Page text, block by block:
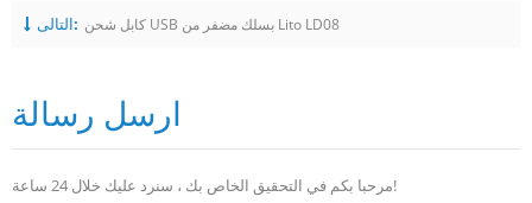
التالى: كابل شحن USB بسلك مضفر من Lito LD08
ارسل رسالة
مرحبا بكم في التحقيق الخاص بك ، سنرد عليك خلال 24 ساعة!